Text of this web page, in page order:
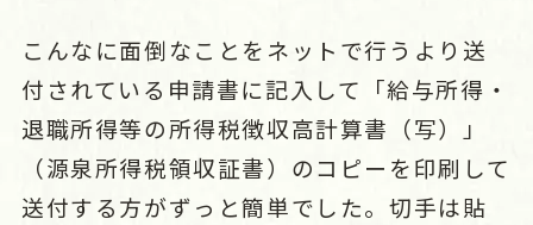
こんなに面倒なことをネットで行うより送
付されている申請書に記入して 「給与所得・
退職所得等の所得税徴収高計算書（写）」
（源泉所得税領収証書）のコピーを印刷して
送付する方がずっと簡単でした。切手は貼